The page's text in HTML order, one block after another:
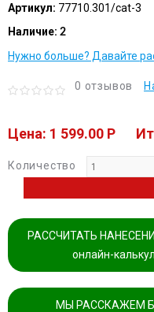
Артикул: 77710.301/cat-3
Наличие: 2
Нужно больше? Давайте
0 отзывов
Цена: 1 599.00 P
Количество
РАССЧИТАТЬ
онлайн-
МЫ РАССКАЖЕМ